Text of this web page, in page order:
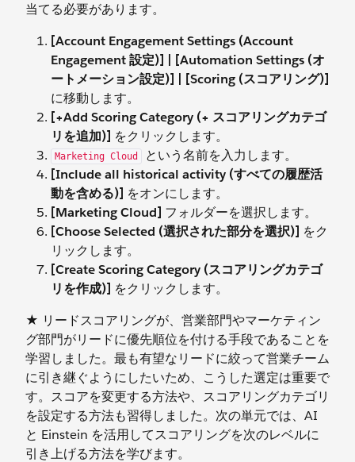
当てる必要があります。
[Account EngagementSettings (Account
Engagement 設定)] | [Automation Settings (オ
ートメーション設定)] | [Scoring (スコアリング)]
に移動します。
[+Add Scoring Category (+ スコアリングカテゴ
リを追加)] をクリックします。
Marketing Cloud
という名前を入力します。
[Include all historical activity (すべての履歴活
動を含める)] をオンにします。
[Marketing Cloud] フォルダーを選択します。
[Choose Selected (選択された部分を選択)] をク
リックします。
[Create Scoring Category (スコアリングカテゴ
リを作成)] をクリックします。
★ リードスコアリングが、営業部門やマーケティン
グ部門がリードに優先順位を付ける手段であることを
学習しました。最も有望なリードに絞って営業チーム
に引き継ぐようにしたいため、こうした選定は重要で
す。スコアを変更する方法や、スコアリングカテゴリ
を設定する方法も習得しました。次の単元では、AI
と Einstein を活用してスコアリングを次のレベルに
引き上げる方法を学びます。